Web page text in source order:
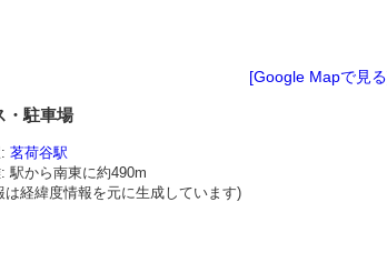
[Google Mapで見
・駐車場
茗荷谷駅
駅から南東に約490m
は経緯度情報を元に生成しています)